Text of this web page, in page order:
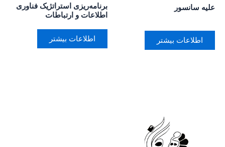
علیه سانسور
اطلاعات بیشتر
برنامه‌ریزی استراتژیک فناوری
اطلاعات و ارتباطات
اطلاعات بیشتر